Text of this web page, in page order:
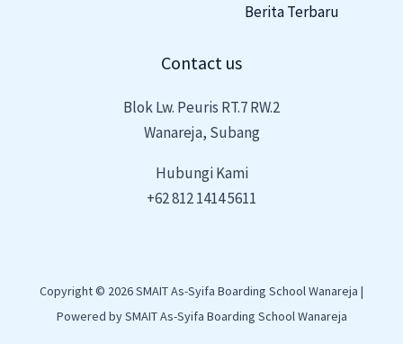
Berita Terbaru
Contact us
Blok Lw. Peuris RT.7 RW.2
Wanareja, Subang
Hubungi Kami
+62 812 1414 5611
Copyright © 2026 SMAIT As-Syifa Boarding School Wanareja |
Powered by SMAIT As-Syifa Boarding School Wanareja